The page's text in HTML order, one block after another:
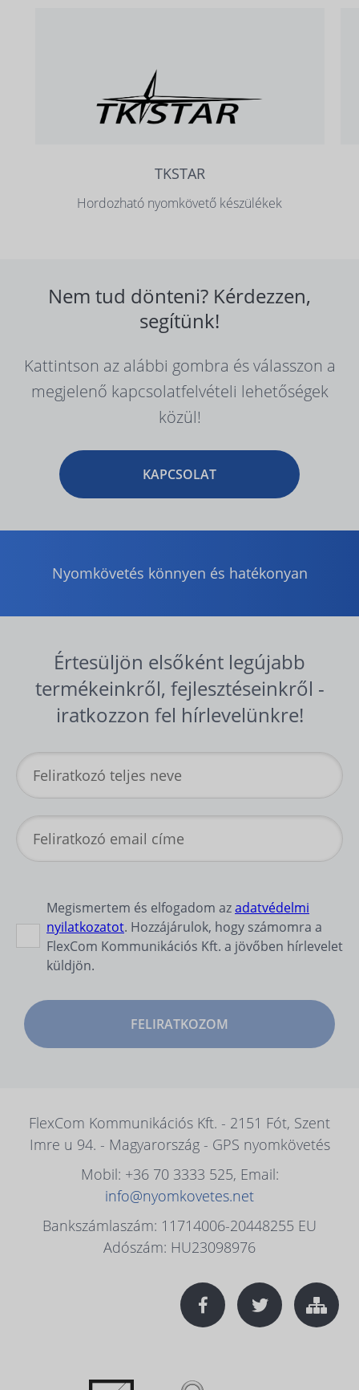
TKSTAR
Hordozható nyomkövető készülékek
Nem tud dönteni? Kérdezzen,
segítünk!
Kattintson az alábbi gombra és válasszon a
megjelenő kapcsolatfelvételi lehetőségek
közül!
KAPCSOLAT
Nyomkövetés könnyen és hatékonyan
Értesüljön elsőként legújabb
termékeinkről, fejlesztéseinkről -
iratkozzon fel hírlevelünkre!
Megismertem és elfogadom azadatvédelmi
nyilatkozatot. Hozzájárulok, hogy számomra a
FlexCom Kommunikációs Kft. a jövőben hírlevelet
küldjön.
FELIRATKOZOM
FlexCom Kommunikációs Kft. - 2151 Fót, Szent
Imre u 94. - Magyarország - GPS nyomkövetés
Mobil: +36 70 3333 525, Email:
info@nyomkovetes.net
Bankszámlaszám: 11714006-20448255 EU
Adószám: HU23098976